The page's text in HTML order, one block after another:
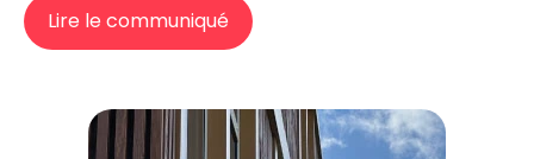
Lire le communiqué